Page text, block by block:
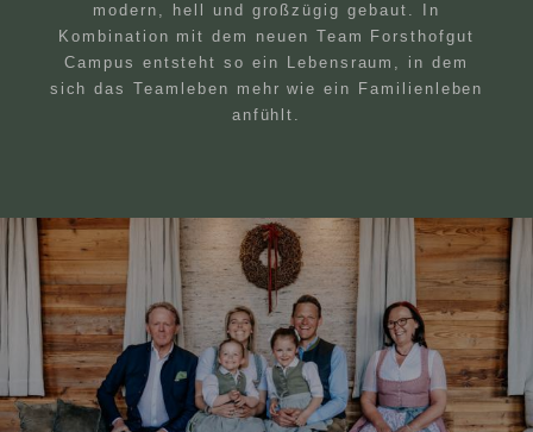
modern, hell und großzügig gebaut. In
Kombination mit dem neuen Team Forsthofgut
Campus entsteht so ein Lebensraum, in dem
sich das Teamleben mehr wie ein Familienleben
anfühlt.